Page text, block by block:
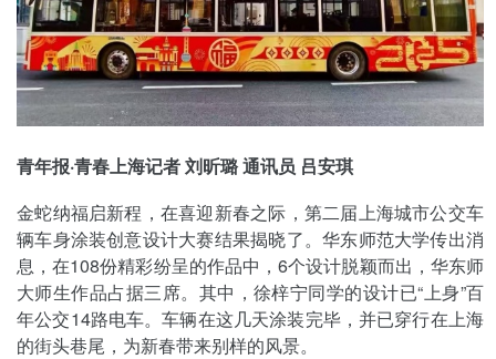
青年报·青春上海记者 刘昕璐 通讯员 吕安琪
金蛇纳福启新程，在喜迎新春之际，第二届上海城市公交车
辆车身涂装创意设计大赛结果揭晓了。华东师范大学传出消
息，在108份精彩纷呈的作品中，6个设计脱颖而出，华东师
大师生作品占据三席。其中，徐梓宁同学的设计已“上身”百
年公交14路电车。车辆在这几天涂装完毕，并已穿行在上海
的街头巷尾，为新春带来别样的风景。